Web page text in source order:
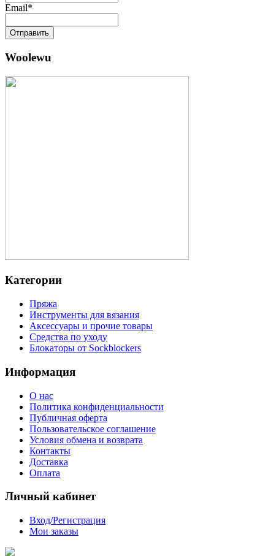
Email*
Отправить
Woolewu
Категории
Пряжа
Инструменты для вязания
Аксессуары и прочие товары
Средства по уходу
Блокаторы от Sockblockers
Информация
О нас
Политика конфиденциальности
Публичная оферта
Пользовательское соглашение
Условия обмена и возврата
Контакты
Доставка
Оплата
Личный кабинет
Вход/Регистрация
Мои заказы